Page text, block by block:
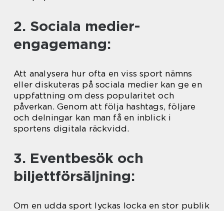
2. Sociala medier-
engagemang:
Att analysera hur ofta en viss sport nämns
eller diskuteras på sociala medier kan ge en
uppfattning om dess popularitet och
påverkan. Genom att följa hashtags, följare
och delningar kan man få en inblick i
sportens digitala räckvidd.
3. Eventbesök och
biljettförsäljning:
Om en udda sport lyckas locka en stor publik